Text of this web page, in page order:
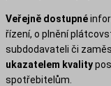
Veřejně dostupné
řízení, o plnění
subdodavateli či
ukazatelem kvality
spotřebitelům.